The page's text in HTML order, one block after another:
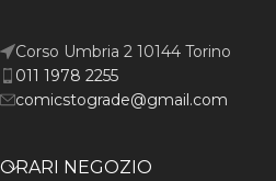
Corso Umbria 2 10144 Torino
011 1978 2255
comicstograde@gmail.com
ORARI NEGOZIO